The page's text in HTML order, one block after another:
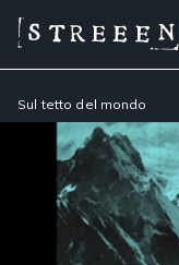
Sul tetto del mondo